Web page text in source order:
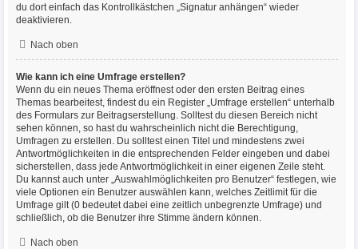
du dort einfach das Kontrollkästchen „Signatur anhängen“ wieder
deaktivieren.
Nach oben
Wie kann ich eine Umfrage erstellen?
Wenn du ein neues Thema eröffnest oder den ersten Beitrag eines
Themas bearbeitest, findest du ein Register „Umfrage erstellen“ unterhalb
des Formulars zur Beitragserstellung. Solltest du diesen Bereich nicht
sehen können, so hast du wahrscheinlich nicht die Berechtigung,
Umfragen zu erstellen. Du solltest einen Titel und mindestens zwei
Antwortmöglichkeiten in die entsprechenden Felder eingeben und dabei
sicherstellen, dass jede Antwortmöglichkeit in einer eigenen Zeile steht.
Du kannst auch unter „Auswahlmöglichkeiten pro Benutzer“ festlegen, wie
viele Optionen ein Benutzer auswählen kann, welches Zeitlimit für die
Umfrage gilt (0 bedeutet dabei eine zeitlich unbegrenzte Umfrage) und
schließlich, ob die Benutzer ihre Stimme ändern können.
Nach oben